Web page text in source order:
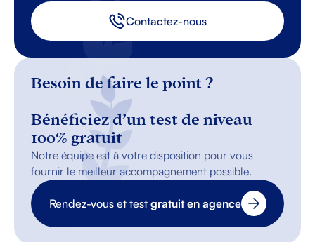
Contactez-nous
Besoin de faire le point ?
Bénéficiez d’un test de niveau
100% gratuit
Notre équipe est à votre disposition pour vous
fournir le meilleur accompagnement possible.
Rendez-vous et test gratuit en agence